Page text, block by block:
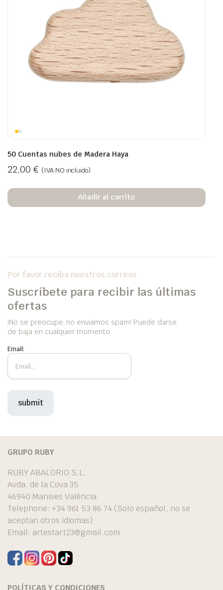
50 Cuentas nubes de Madera Haya
22,00 € (IVA NO incluido)
Añadir al carrito
Por favor reciba nuestros correos
Suscríbete para recibir las últimas
ofertas
iNo se preocupe, no enviamos spam! Puede darse
de baja en cualquier momento.
Email:
GRUPO RUBY
RUBY ABALORIO S.L.
Avda. de la Cova 35
46940 Manises València
Telephone: +34 961 53 86 74 (Solo español, no se
aceptan otros idiomas)
Email: artestar123@gmail.com
POLÍTICAS Y CONDICIONES